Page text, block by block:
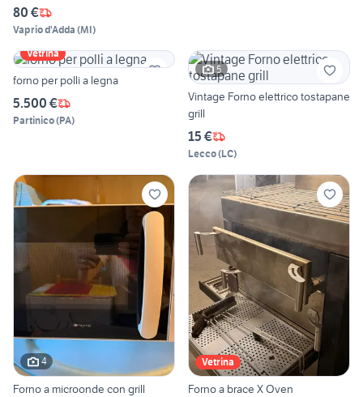
80 €
Vaprio d'Adda (MI)
Vetrina
forno per polli a legna
5.500 €
Partinico(PA)
5
Vintage Forno elettrico tostapane
grill
15 €
Lecco(LC)
4
Forno a microonde con grill
Vetrina
Forno a brace X Oven